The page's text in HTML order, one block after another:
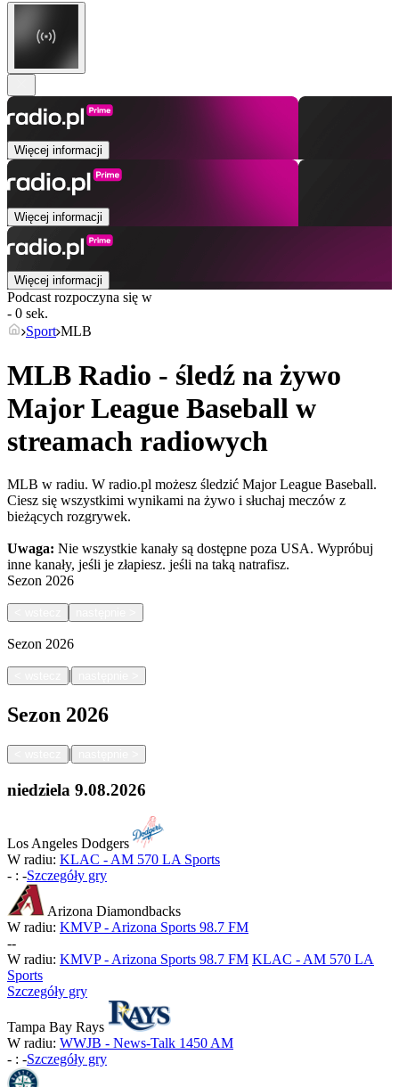
Więcej informacji
Więcej informacji
Więcej informacji
Podcast rozpoczyna się w
- 0 sek.
Sport MLB
MLB Radio - śledź na żywo
Major League Baseball w
streamach radiowych
MLB w radiu. W radio.pl możesz śledzić Major League Baseball.
Ciesz się wszystkimi wynikami na żywo i słuchaj meczów z
bieżących rozgrywek.
Uwaga: Nie wszystkie kanały są dostępne poza USA. Wypróbuj
inne kanały, jeśli je złapiesz. jeśli na taką natrafisz.
Sezon 2026
Sezon 2026
|
Sezon 2026
|
niedziela 9.08.2026
Los Angeles Dodgers
W radiu: KLAC - AM 570 LA Sports
- : -Szczegóły gry
Arizona Diamondbacks
W radiu: KMVP - Arizona Sports 98.7 FM
--
W radiu: KMVP - Arizona Sports 98.7 FM KLAC - AM 570 LA
Sports
Szczegóły gry
Tampa Bay Rays
W radiu: WWJB - News-Talk 1450 AM
- : -Szczegóły gry